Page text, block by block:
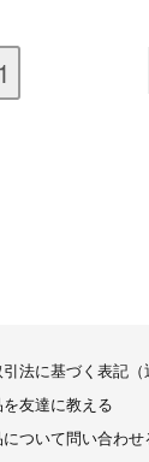
法に基づく表記（
友達に教える
について問い合わせ